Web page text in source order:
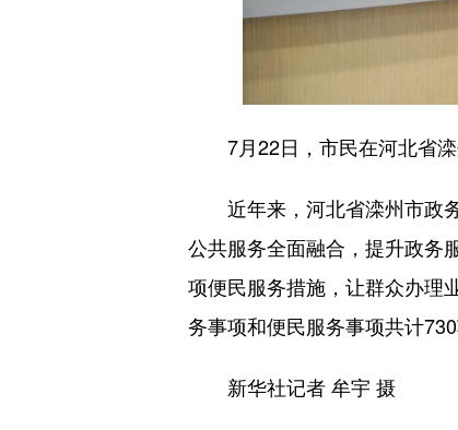
7月22日，市民在河北省滦
近年来，河北省滦州市政务
公共服务全面融合，提升政务
项便民服务措施，让群众办理
务事项和便民服务事项共计730
新华社记者 牟宇 摄